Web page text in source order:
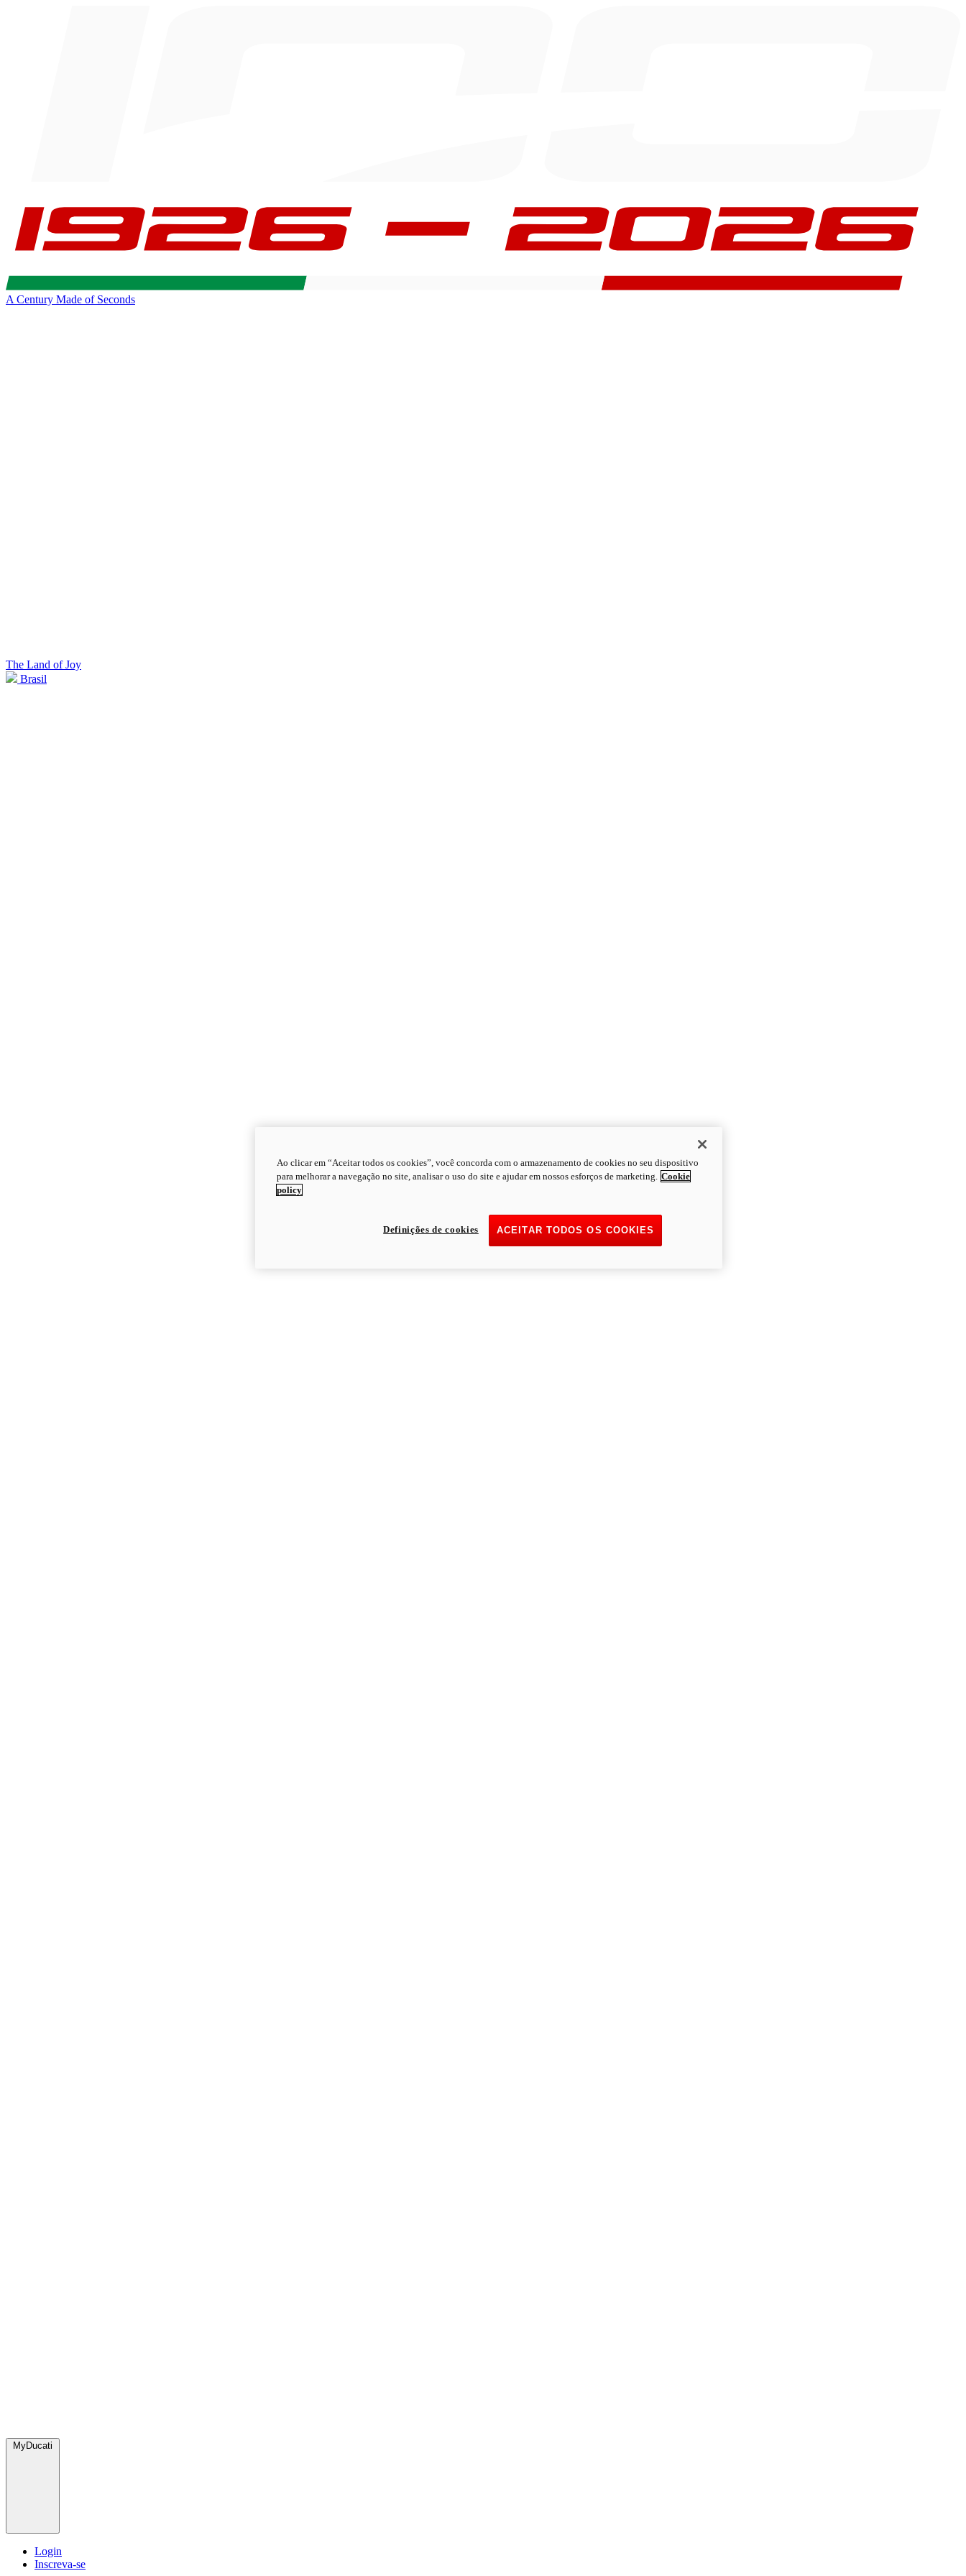
A Century Made of Seconds
The Land of Joy
Brasil
MyDucati
Login
Inscreva-se
Ao clicar em “Aceitar todos os cookies”, você concorda com o armazenamento de cookies no seu dispositivo
para melhorar a navegação no site, analisar o uso do site e ajudar em nossos esforços de marketing. Cookie
policy
ACEITAR TODOS OS COOKIES
Definições de cookies